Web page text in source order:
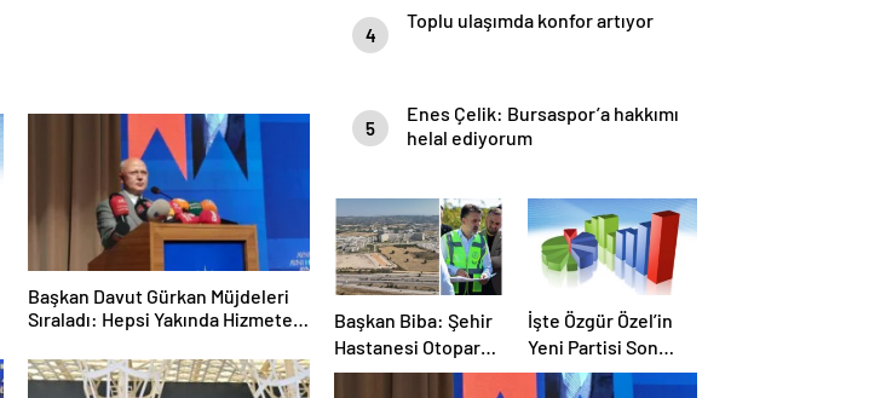
Başkan Davut Gürkan Müjdeleri
Sıraladı: Hepsi Yakında Hizmete
4
Toplu ulaşımda konfor artıyor
5
Enes Çelik: Bursaspor’a hakkımı
helal ediyorum
Başkan Biba: Şehir
Hastanesi Otoparkı
Bu Ay Hizmete
İşte Özgür Özel’in
Yeni Partisi Son
Anket !